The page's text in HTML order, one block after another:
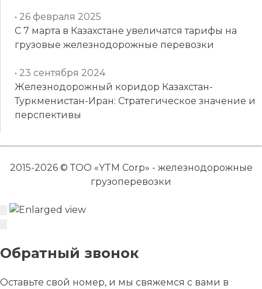
• 26 февраля 2025
С 7 марта в Казахстане увеличатся тарифы на
грузовые железнодорожные перевозки
• 23 сентября 2024
Железнодорожный коридор Казахстан-
Туркменистан-Иран: Стратегическое значение и
перспективы
2015-2026 © ТОО «YTM Corp» - железнодорожные
грузоперевозки
Обратный звонок
Оставьте свой номер, и мы свяжемся с вами в